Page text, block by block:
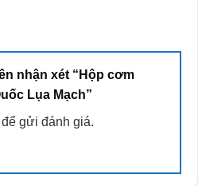
nhận xét “Hộp cơm
Lụa Mạch”
gửi đánh giá.